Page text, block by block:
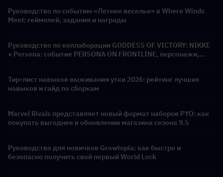
Руководство по событию «Летнее веселье» в Where Winds
Meet: геймплей, задания и награды
Руководство по коллаборации GODDESS OF VICTORY: NIKKE
× Persona: событие PERSONA ON FRONTLINE, персонажи,
Тир-лист навыков выживания утки 2026: рейтинг лучших
навыков и гайд по сборкам
Marvel Rivals представляет новый формат наборов PYO: как
покупать выгоднее в обновлении магазина сезона 9.5
Руководство для новичков Growtopia: как быстро и
безопасно получить свой первый World Lock